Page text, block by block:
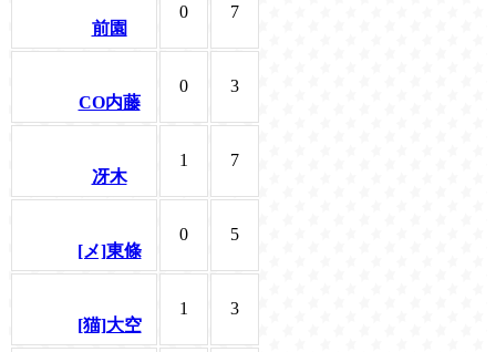
前園
0 7
CO内藤
0 3
冴木
1 7
[メ]東條
0 5
[猫]大空
1 3